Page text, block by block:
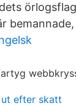
efter skatt